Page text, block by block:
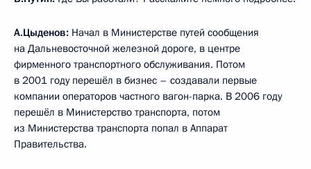
А.Цыденов: Начал в Министерстве путей сообщения
на Дальневосточной железной дороге, в центре
фирменного транспортного обслуживания. Потом
в 2001 году перешёл в бизнес – создавали первые
компании операторов частного вагон-парка. В 2006 году
перешёл в Министерство транспорта, потом
из Министерства транспорта попал в Аппарат
Правительства.